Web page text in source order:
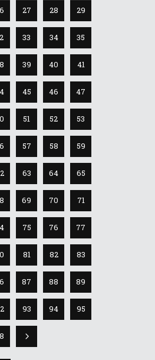
27 28 29
33 34 35
39 40 41
45 46 47
51 52 53
57 58 59
63 64 65
69 70 71
75 76 77
81 82 83
87 88 89
93 94 95